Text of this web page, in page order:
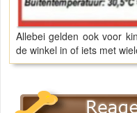
Allebei gelden ook voor
de winkel in of iets met